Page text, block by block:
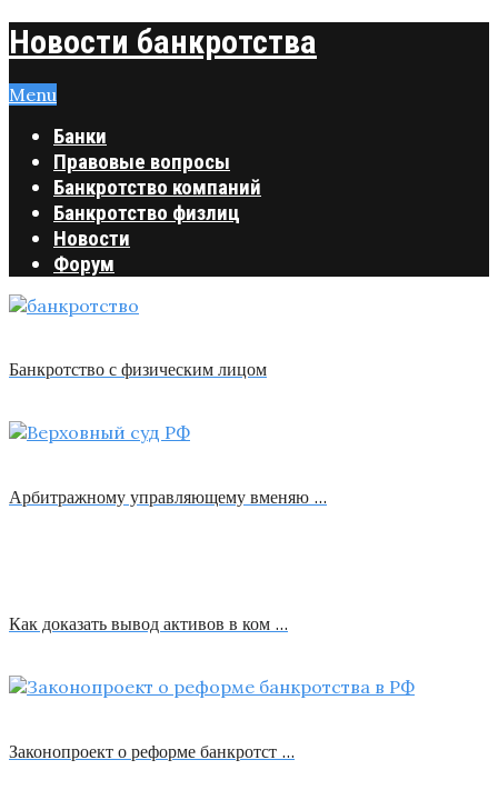
Новости банкротства
Menu
Банки
Правовые вопросы
Банкротство компаний
Банкротство физлиц
Новости
Форум
Банкротство с физическим лицом
Арбитражному управляющему вменяю …
Как доказать вывод активов в ком …
Законопроект о реформе банкротст …